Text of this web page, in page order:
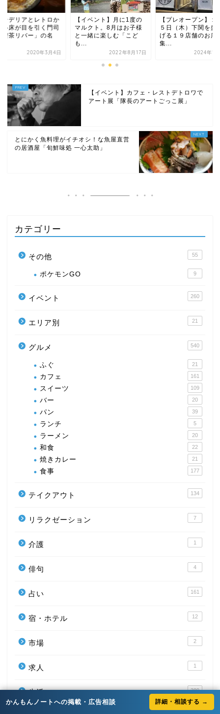
ベント】月に1度の
クト。8月はお子様
緒に楽しむ「こど
2022年8月17日
【プレオープン】１月２
５日（木）下関を盛り上
げる１９店舗のお店が
集...
2024年1月23日
シャンデリアとレト
わいい床が目を引く
港「喫茶リバー」の
物...
2020年3
【イベント】カフェ・レストデトロワで
アート展「隊長のアートごっこ展」
とにかく魚料理がイチオシ！な魚屋直営
の居酒屋「旬鮮味処 一心太助」
カテゴリー
その他 55
ポケモンGO 9
イベント 260
エリア別 21
グルメ 540
ふぐ 21
カフェ 161
スイーツ 109
バー 20
パン 39
ランチ 5
ラーメン 20
和食 22
焼きカレー 21
食事 177
テイクアウト 134
リラクゼーション 7
介護 1
俳句 4
占い 161
宿・ホテル 12
市場 2
求人 1
生活 389
262
かんもんノートへの掲載・広告相談 詳細・相談する →